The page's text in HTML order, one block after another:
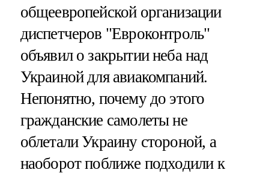
общеевропейской организации
диспетчеров "Евроконтроль"
объявил о закрытии неба над
Украиной для авиакомпаний.
Непонятно, почему до этого
гражданские самолеты не
облетали Украину стороной, а
наоборот поближе подходили к